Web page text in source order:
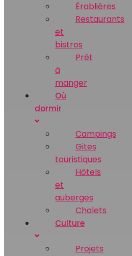
Érablières
Restaurants
et
bistros
Prêt
à
manger
Où
dormir
Campings
Gites
touristiques
Hôtels
et
auberges
Chalets
Culture
Projets